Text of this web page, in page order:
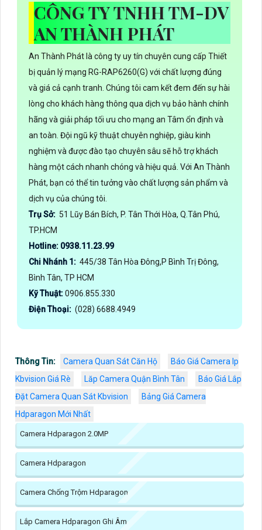
CÔNG TY TNHH TM-DV
AN THÀNH PHÁT
An Thành Phát là công ty uy tín chuyên cung cấp Thiết
bị quản lý mạng RG-RAP6260(G) với chất lượng đúng
và giá cả cạnh tranh. Chúng tôi cam kết đem đến sự hài
lòng cho khách hàng thông qua dịch vụ bảo hành chính
hãng và giải pháp tối ưu cho mạng an Tâm ổn định và
an toàn. Đội ngũ kỹ thuật chuyên nghiệp, giàu kinh
nghiệm và được đào tạo chuyên sâu sẽ hỗ trợ khách
hàng một cách nhanh chóng và hiệu quả. Với An Thành
Phát, bạn có thể tin tưởng vào chất lượng sản phẩm và
dịch vụ của chúng tôi.
Trụ Sở: 51 Lũy Bán Bích, P. Tân Thới Hòa, Q.Tân Phú,
TP.HCM
Hotline: 0938.11.23.99
Chi Nhánh 1: 445/38 Tân Hòa Đông,P Bình Trị Đông,
Bình Tân, TP HCM
Kỹ Thuật:0906.855.330
Điện Thoại: (028) 6688.4949
Thông Tin: Camera Quan Sát Căn Hộ
Báo Giá Camera Ip
Kbvision Giá Rè
Lăp Camera Quận Bình Tân
Báo Giá Lắp
Đặt Camera Quan Sát Kbvision
Bảng Giá Camera
Hdparagon Mới Nhất
Camera Hdparagon 2.0MP
Camera Hdparagon
Camera Chống Trộm Hdparagon
Lắp Camera Hdparagon Ghi Âm